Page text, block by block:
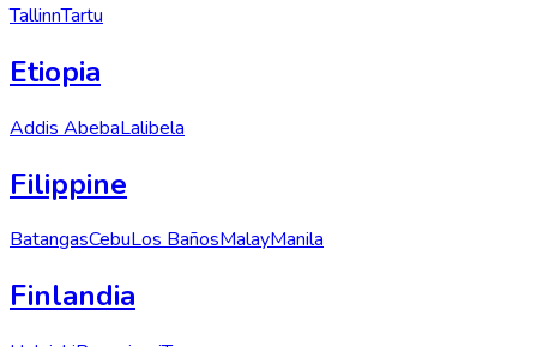
TallinnTartu
Etiopia
Addis AbebaLalibela
Filippine
BatangasCebuLos BañosMalayManila
Finlandia